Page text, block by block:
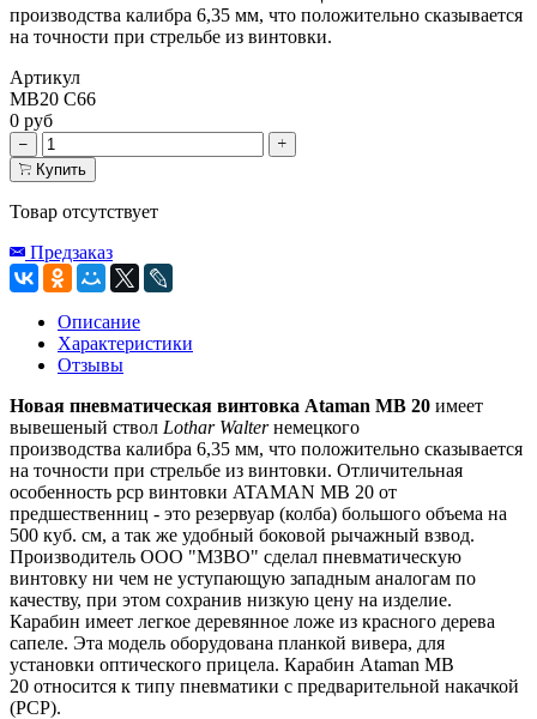
производства калибра 6,35 мм, что положительно сказывается
на точности при стрельбе из винтовки.
Артикул
MB20 C66
0 руб
Купить
Товар отсутствует
Предзаказ
Описание
Характеристики
Отзывы
Новая пневматическая винтовка Ataman MB 20 имеет
вывешеный ствол Lothar Walterнемецкого
производства калибра 6,35 мм, что положительно сказывается
на точности при стрельбе из винтовки. Отличительная
особенность pcp винтовки ATAMAN MB 20 от
предшественниц - это резервуар (колба) большого объема на
500 куб. см, а так же удобный боковой рычажный взвод.
Производитель ООО "МЗВО" cделал пневматическую
винтовку ни чем не уступающую западным аналогам по
качеству, при этом сохранив низкую цену на изделие.
Карабин имеет легкое деревянное ложе из красного дерева
сапеле. Эта модель оборудована планкой вивера, для
установки оптического прицела. Карабин Ataman MB
20 относится к типу пневматики с предварительной накачкой
(РСР).